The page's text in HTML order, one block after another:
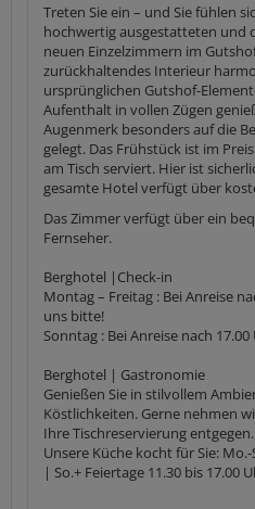
Treten Sie ein – und Sie fühlen
hochwertig ausgestatteten und
neuen Einzelzimmern im
zurückhaltendes Interieur
ursprünglichen Gutshof-
Aufenthalt in vollen Zügen
Augenmerk besonders auf die
gelegt. Das Frühstück ist im
am Tisch serviert. Hier ist
gesamte Hotel verfügt über
Das Zimmer verfügt über ein
Fernseher.
Berghotel |Check-in
Montag – Freitag : Bei Anreise
uns bitte!
Sonntag : Bei Anreise nach
Berghotel | Gastronomie
Genießen Sie in stilvollem
Köstlichkeiten. Gerne nehmen
Ihre Tischreservierung entgegen.
Unsere Küche kocht für Sie:
| So.+ Feiertage 11.30 bis 17.00